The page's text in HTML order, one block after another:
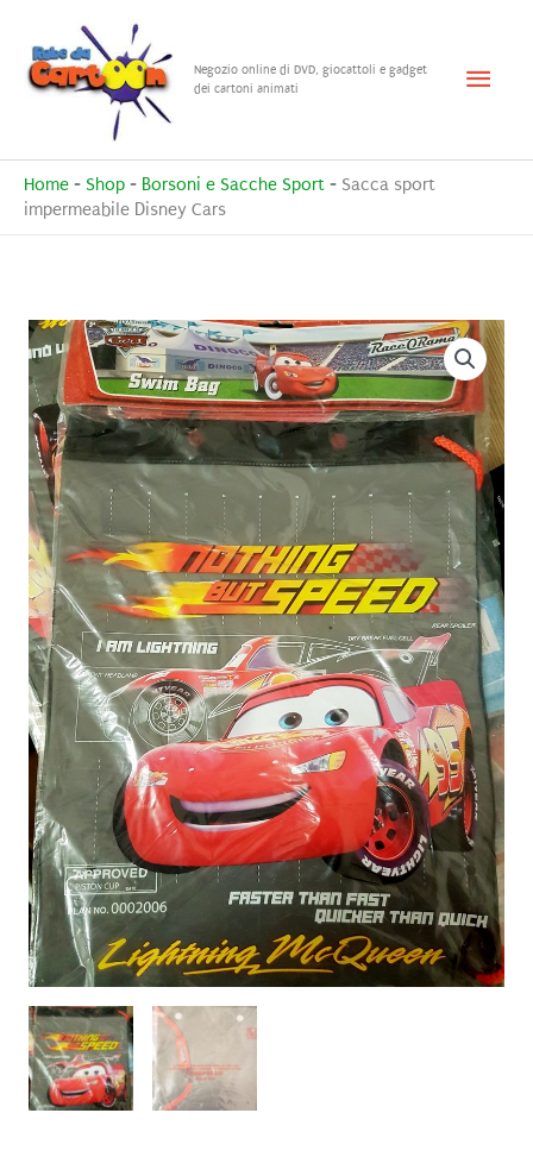
contenuto
Negozio online di DVD, giocattoli e gadget
dei cartoni animati
Menu
Home - Shop - Borsoni e Sacche Sport - Sacca sport
impermeabile Disney Cars